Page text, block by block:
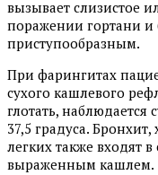
вызывает слизистое
поражении гортани и
приступообразным.
При фарингитах
сухого кашлевого
глотать, наблюдается
37,5 градуса.
легких также входят
выраженным кашлем.